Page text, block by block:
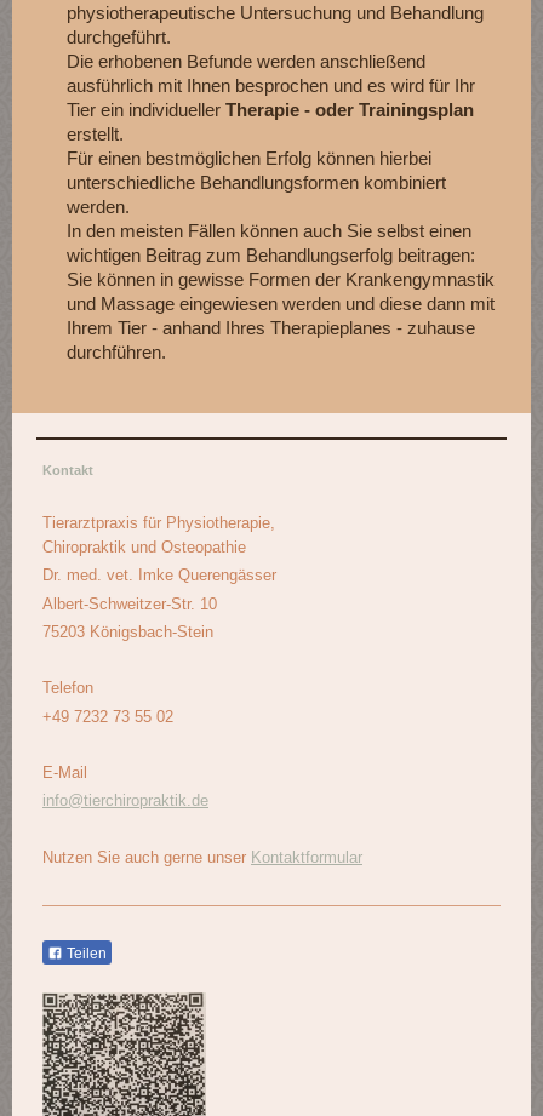
physiotherapeutische Untersuchung und Behandlung
durchgeführt.
Die erhobenen Befunde werden anschließend
ausführlich mit Ihnen besprochen und es wird für Ihr
Tier ein individueller Therapie - oder Trainingsplan
erstellt.
Für einen bestmöglichen Erfolg können hierbei
unterschiedliche Behandlungsformen kombiniert
werden.
In den meisten Fällen können auch Sie selbst einen
wichtigen Beitrag zum Behandlungserfolg beitragen:
Sie können in gewisse Formen der Krankengymnastik
und Massage eingewiesen werden und diese dann mit
Ihrem Tier - anhand Ihres Therapieplanes - zuhause
durchführen.
Kontakt
Tierarztpraxis für Physiotherapie,
Chiropraktik und Osteopathie
Dr. med. vet. Imke Querengässer
Albert-Schweitzer-Str. 10
75203 Königsbach-Stein
Telefon
+49 7232 73 55 02
E-Mail
info@tierchiropraktik.de
Nutzen Sie auch gerne unser Kontaktformular
Teilen